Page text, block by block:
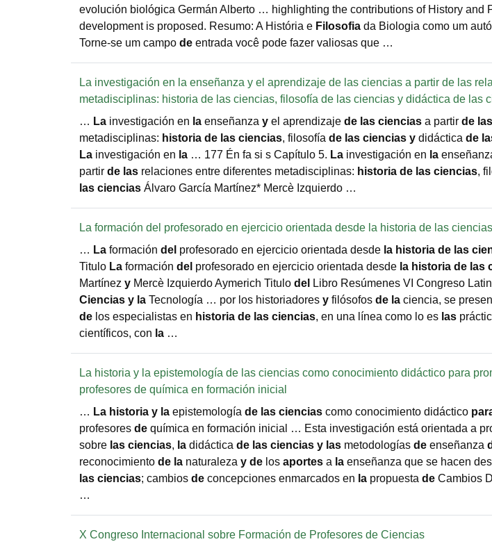
evolución biológica Germán Alberto … highlighting the contributions of History and
development is proposed. Resumo: A História e Filosofia da Biologia como um
Torne-se um campo de entrada você pode fazer valiosas que …
La investigación en la enseñanza y el aprendizaje de las ciencias a partir de las
metadisciplinas: historia de las ciencias, filosofía de las ciencias y didáctica de las
… La investigación en la enseñanza y el aprendizaje de las ciencias a partir de las
metadisciplinas: historia de las ciencias, filosofía de las ciencias y didáctica de
La investigación en la … 177 Én fa si s Capítulo 5. La investigación en la
partir de las relaciones entre diferentes metadisciplinas: historia de las ciencias,
las ciencias Álvaro García Martínez* Mercè Izquierdo …
La formación del profesorado en ejercicio orientada desde la historia de las ciencias
… La formación del profesorado en ejercicio orientada desde la historia de las
Titulo La formación del profesorado en ejercicio orientada desde la historia de las
Martínez y Mercè Izquierdo Aymerich Titulo del Libro Resúmenes VI Congreso
Ciencias y la Tecnología … por los historiadores y filósofos de la ciencia, se
de los especialistas en historia de las ciencias, en una línea como lo es las
científicos, con la …
La historia y la epistemología de las ciencias como conocimiento didáctico para
profesores de química en formación inicial
… La historia y la epistemología de las ciencias como conocimiento didáctico
profesores de química en formación inicial … Esta investigación está orientada a
sobre las ciencias, la didáctica de las ciencias y las metodologías de enseñanza
reconocimiento de la naturaleza y de los aportes a la enseñanza que se hacen
las ciencias; cambios de concepciones enmarcados en la propuesta de Cambios
…
X Congreso Internacional sobre Formación de Profesores de Ciencias